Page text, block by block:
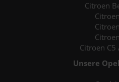
Citroen
Citroen C5
Unsere